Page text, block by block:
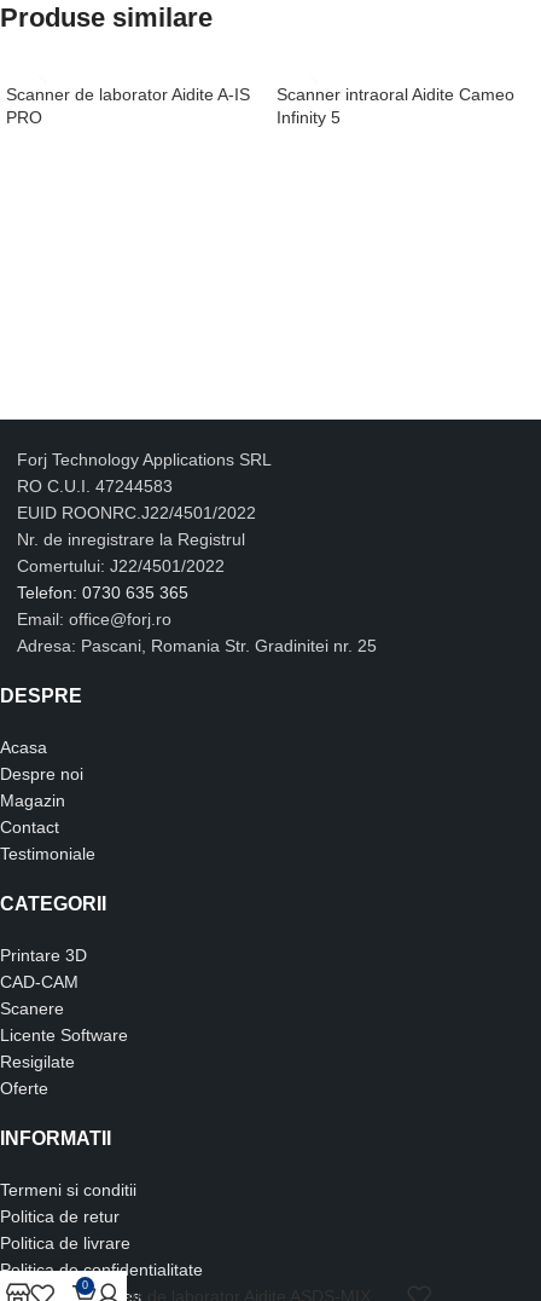
Produse similare
Scanner de laborator Aidite A-IS
PRO
Scanner intraoral Aidite Cameo
Infinity 5
Forj Technology Applications SRL
RO C.U.I. 47244583
EUID ROONRC.J22/4501/2022
Nr. de inregistrare la Registrul
Comertului: J22/4501/2022
Telefon: 0730 635 365
Email: office@forj.ro
Adresa: Pascani, Romania Str. Gradinitei nr. 25
DESPRE
Acasa
Despre noi
Magazin
Contact
Testimoniale
CATEGORII
Printare 3D
CAD-CAM
Scanere
Licente Software
Resigilate
Oferte
INFORMATII
Termeni si conditii
Politica de retur
Politica de livrare
Politica de confidentialitate
Politica de cookies
0
Scanner de laborator Aidite ASDS-MIX